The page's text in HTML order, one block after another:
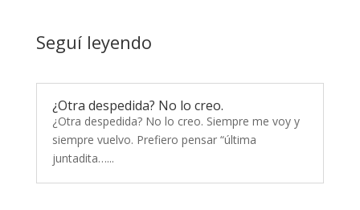
Seguí leyendo
¿Otra despedida? No lo creo.
¿Otra despedida? No lo creo. Siempre me voy y
siempre vuelvo. Prefiero pensar “última
juntadita…...